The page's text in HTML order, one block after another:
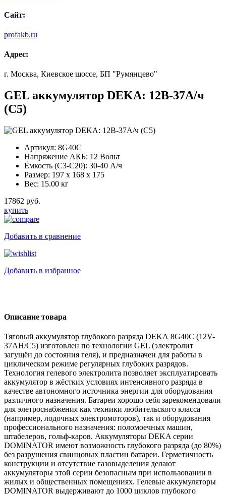
Сайт:
profakb.ru
Адрес:
г. Москва, Киевское шоссе, БП "Румянцево"
GEL аккумулятор DEKA: 12В-37А/ч
(С5)
Артикул: 8G40C
Напряжение АКБ: 12 Вольт
Ёмкость (С3-С20): 30-40 А/ч
Размер: 197 x 168 x 175
Вес: 15.00 кг
17862 руб.
купить
Добавить в сравнение
Добавить в избранное
Описание товара
Тяговый аккумулятор глубокого разряда DEKA 8G40C (12V-
37AH/C5) изготовлен по технологии GEL (электролит
загущён до состояния геля), и предназначен для работы в
циклическом режиме регулярных глубоких разрядов.
Технология гелевого электролита позволяет эксплуатировать
аккумулятор в жёстких условиях интенсивного разряда в
качестве автономного источника энергии для оборудования
различного назначения. Батареи хорошо себя зарекомендовали
для элетроснабжения как техники любительского класса
(например, лодочных электромоторов), так и оборудования
профессионального назначения: поломоечных машин,
штабелеров, гольф-каров. Аккумуляторы DEKA серии
DOMINATOR имеют возможность глубокого разряда (до 80%)
без разрушения свинцовых пластин батареи. Герметичность
конструкции и отсутствие газовыделения делают
аккумуляторы этой серии безопасным при использовании в
жилых и общественных помещениях. Гелевые аккумуляторы
DOMINATOR выдерживают до 1000 циклов глубокого